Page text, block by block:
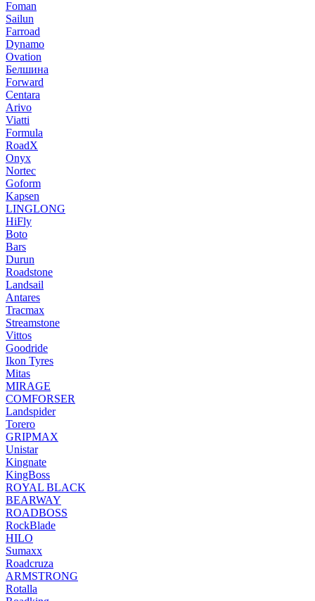
Foman
Sailun
Farroad
Dynamo
Ovation
Белшина
Forward
Centara
Arivo
Viatti
Formula
RoadX
Onyx
Nortec
Goform
Kapsen
LINGLONG
HiFly
Boto
Bars
Durun
Roadstone
Landsail
Antares
Tracmax
Streamstone
Vittos
Goodride
Ikon Tyres
Mitas
MIRAGE
COMFORSER
Landspider
Torero
GRIPMAX
Unistar
Kingnate
KingBoss
ROYAL BLACK
BEARWAY
ROADBOSS
RockBlade
HILO
Sumaxx
Roadcruza
ARMSTRONG
Rotalla